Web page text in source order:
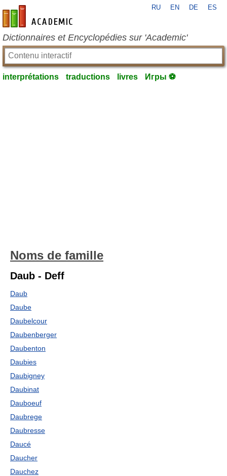
fr-academic.com
RU EN DE ES
Dictionnaires et Encyclopédies sur 'Academic'
interprétations traductions livres Игры ⚽
Noms de famille
Daub - Deff
Daub
Daube
Daubelcour
Daubenberger
Daubenton
Daubies
Daubigney
Daubinat
Dauboeuf
Daubrege
Daubresse
Daucé
Daucher
Dauchez